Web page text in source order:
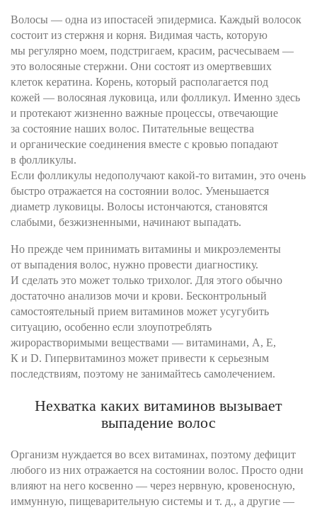
Волосы — одна из ипостасей эпидермиса. Каждый волосок
состоит из стержня и корня. Видимая часть, которую
мы регулярно моем, подстригаем, красим, расчесываем —
это волосяные стержни. Они состоят из омертвевших
клеток кератина. Корень, который располагается под
кожей — волосяная луковица, или фолликул. Именно здесь
и протекают жизненно важные процессы, отвечающие
за состояние наших волос. Питательные вещества
и органические соединения вместе с кровью попадают
в фолликулы.
Если фолликулы недополучают какой-то витамин, это очень
быстро отражается на состоянии волос. Уменьшается
диаметр луковицы. Волосы истончаются, становятся
слабыми, безжизненными, начинают выпадать.
Но прежде чем принимать витамины и микроэлементы
от выпадения волос, нужно провести диагностику.
И сделать это может только трихолог. Для этого обычно
достаточно анализов мочи и крови. Бесконтрольный
самостоятельный прием витаминов может усугубить
ситуацию, особенно если злоупотреблять
жирорастворимыми веществами — витаминами, А, Е,
К и D. Гипервитаминоз может привести к серьезным
последствиям, поэтому не занимайтесь самолечением.
Нехватка каких витаминов вызывает
выпадение волос
Организм нуждается во всех витаминах, поэтому дефицит
любого из них отражается на состоянии волос. Просто одни
влияют на него косвенно — через нервную, кровеносную,
иммунную, пищеварительную системы и т. д., а другие —